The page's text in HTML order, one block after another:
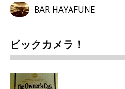
BAR HAYAFUNE
ビックカメラ！